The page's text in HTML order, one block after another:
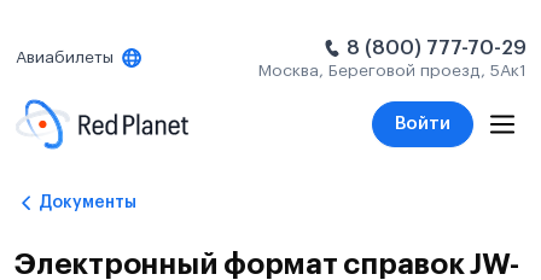
Авиабилеты 8 (800) 777-70-29
Москва, Береговой проезд, 5Ак1
Войти
Документы
Электронный формат справок JW-